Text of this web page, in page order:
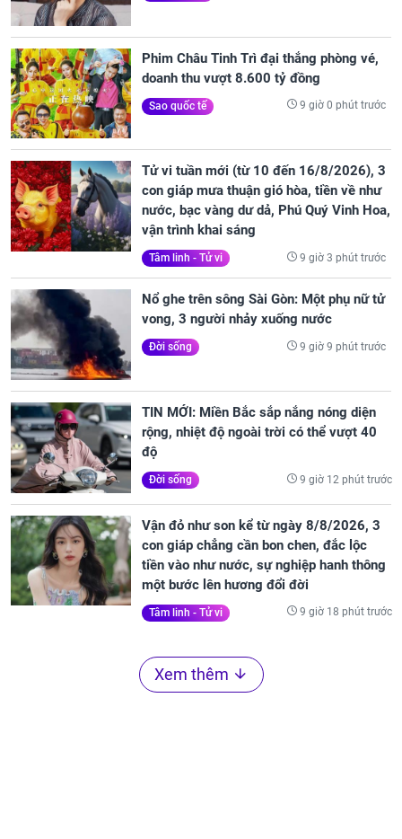
Phim Châu Tinh Trì đại thắng phòng vé,
doanh thu vượt 8.600 tỷ đồng
Sao quốc tế 9 giờ 0 phút trước
Tử vi tuần mới (từ 10 đến 16/8/2026), 3
con giáp mưa thuận gió hòa, tiền về như
nước, bạc vàng dư dả, Phú Quý Vinh Hoa,
vận trình khai sáng
Tâm linh - Tử vi 9 giờ 3 phút trước
Nổ ghe trên sông Sài Gòn: Một phụ nữ tử
vong, 3 người nhảy xuống nước
Đời sống 9 giờ 9 phút trước
TIN MỚI: Miền Bắc sắp nắng nóng diện
rộng, nhiệt độ ngoài trời có thể vượt 40
độ
Đời sống 9 giờ 12 phút trước
Vận đỏ như son kể từ ngày 8/8/2026, 3
con giáp chẳng cần bon chen, đắc lộc
tiền vào như nước, sự nghiệp hanh thông
một bước lên hương đổi đời
Tâm linh - Tử vi 9 giờ 18 phút trước
Xem thêm